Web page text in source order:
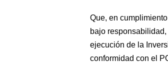
Que, en
bajo
ejecución de la
conformidad con el